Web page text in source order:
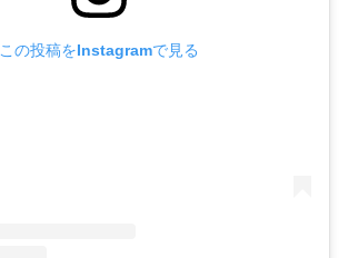
この投稿をInstagramで見る